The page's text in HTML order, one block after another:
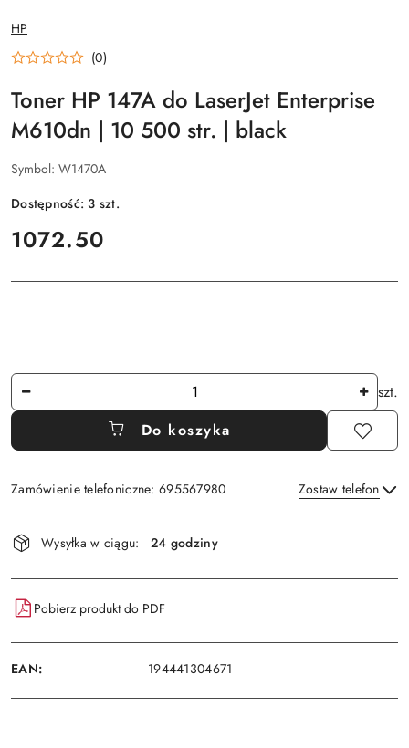
NAZWA
PRODUCENTA:
HP
(0)
Toner HP 147A do LaserJet Enterprise
M610dn | 10 500 str. | black
Symbol: W1470A
Dostępność:3 szt.
cena:
1072.50
Ilość
szt.
Do koszyka
Zamówienie telefoniczne: 695567980 Zostaw telefon
Dostępność
i
dostawa
Wysyłka w ciągu: 24 godziny
Pobierz produkt do PDF
EAN: 194441304671